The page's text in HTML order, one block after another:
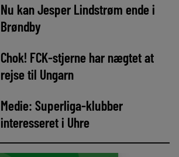
Nu kan Jesper Lindstrøm ende i
Brøndby
Chok! FCK-stjerne har nægtet at
rejse til Ungarn
Medie: Superliga-klubber
interesseret i Uhre